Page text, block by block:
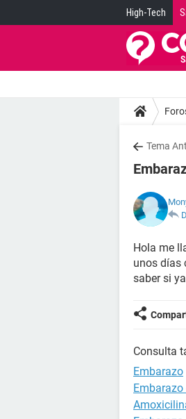
High-Tech
Tema
Hola me
unos días
saber si
Consulta
Embarazo